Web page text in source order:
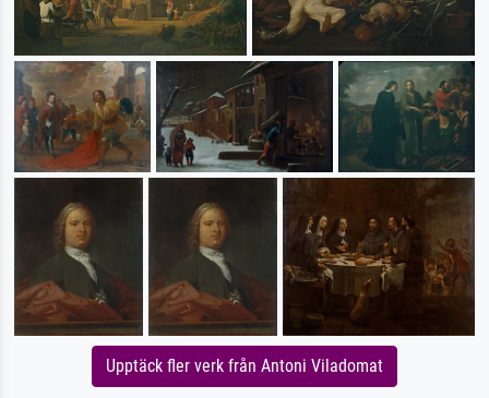
Upptäck fler verk från Antoni Viladomat